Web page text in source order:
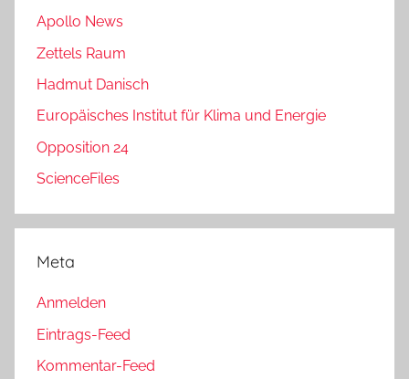
Apollo News
Zettels Raum
Hadmut Danisch
Europäisches Institut für Klima und Energie
Opposition 24
ScienceFiles
Meta
Anmelden
Eintrags-Feed
Kommentar-Feed